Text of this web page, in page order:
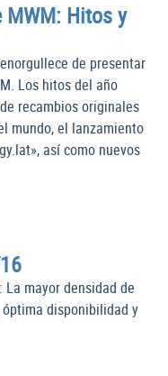
MWM: Hitos y
de presentar
Los hitos del año
recambios originales
mundo, el lanzamiento
así como nuevos
mayor densidad de
disponibilidad y